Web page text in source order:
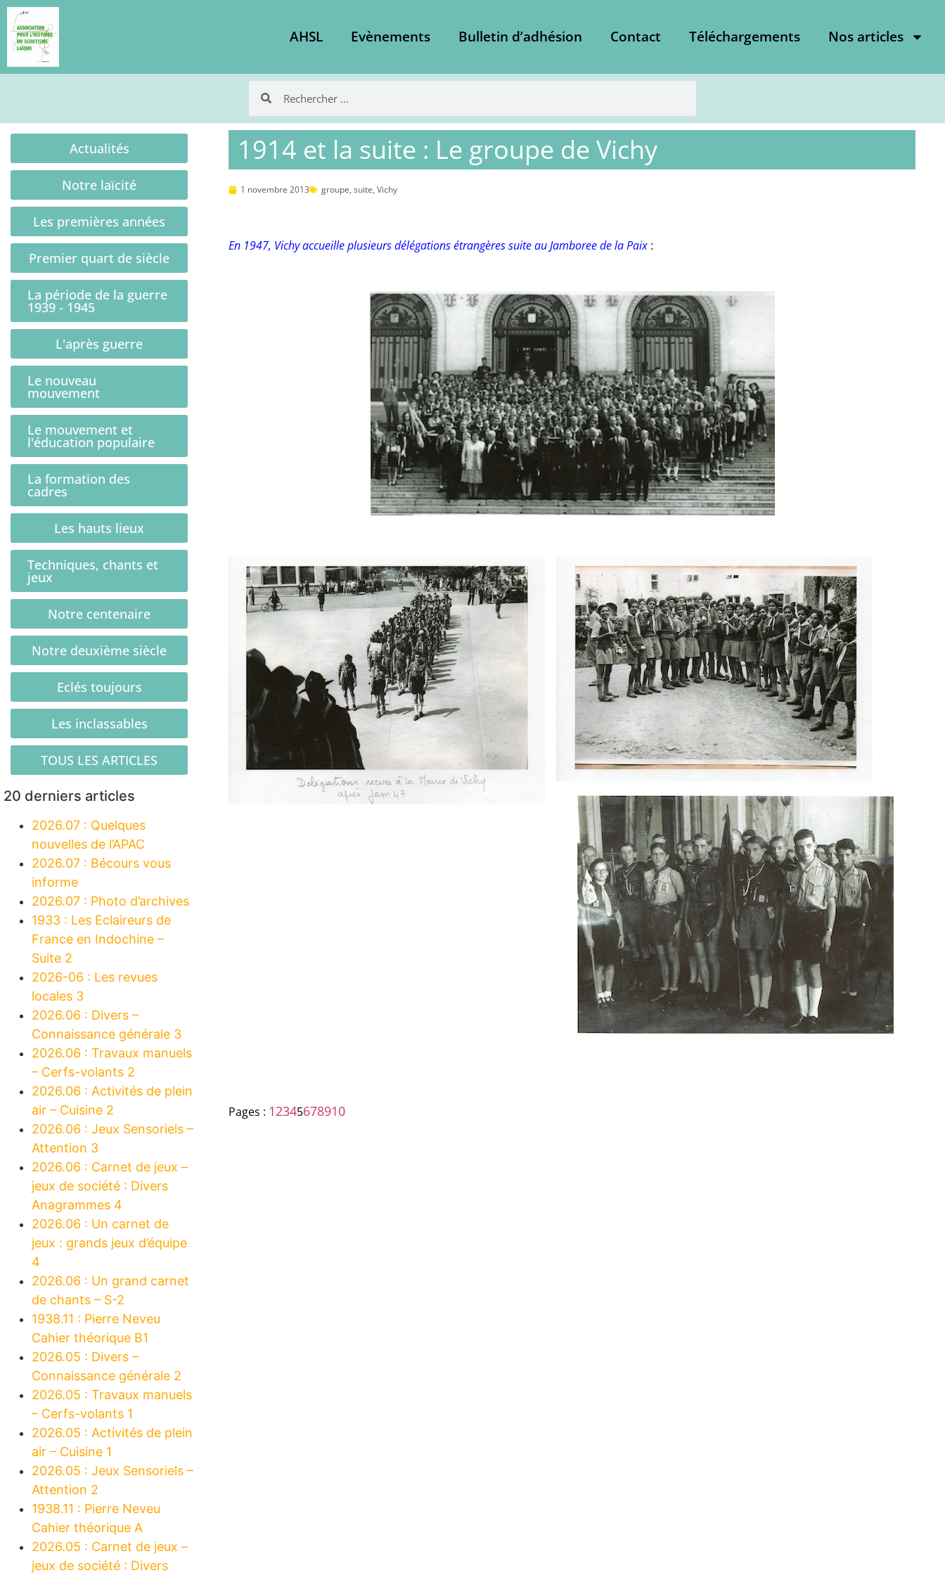
AHSL Evènements Bulletin d’adhésion Contact Téléchargements Nos articles
Actualités
Notre laïcité
Les premières années
Premier quart de siècle
La période de la guerre
1939 - 1945
L'après guerre
Le nouveau
mouvement
Le mouvement et
l'éducation populaire
La formation des
cadres
Les hauts lieux
Techniques, chants et
jeux
Notre centenaire
Notre deuxième siècle
Eclés toujours
Les inclassables
TOUS LES ARTICLES
20 derniers articles
2026.07 : Quelques
nouvelles de l’APAC
2026.07 : Bécours vous
informe
2026.07 : Photo d’archives
1933 : Les Eclaireurs de
France en Indochine –
Suite 2
2026-06 : Les revues
locales 3
2026.06 : Divers –
Connaissance générale 3
2026.06 : Travaux manuels
– Cerfs-volants 2
2026.06 : Activités de plein
air – Cuisine 2
2026.06 : Jeux Sensoriels –
Attention 3
2026.06 : Carnet de jeux –
jeux de société : Divers
Anagrammes 4
2026.06 : Un carnet de
jeux : grands jeux d’équipe
4
2026.06 : Un grand carnet
de chants – S-2
1938.11 : Pierre Neveu
Cahier théorique B1
2026.05 : Divers –
Connaissance générale 2
2026.05 : Travaux manuels
– Cerfs-volants 1
2026.05 : Activités de plein
air – Cuisine 1
2026.05 : Jeux Sensoriels –
Attention 2
1938.11 : Pierre Neveu
Cahier théorique A
2026.05 : Carnet de jeux –
jeux de société : Divers
1914 et la suite : Le groupe de Vichy
1 novembre 2013 groupe, suite, Vichy
En 1947, Vichy accueille plusieurs délégations étrangères suite au Jamboree de la Paix :
Pages : 12345678910